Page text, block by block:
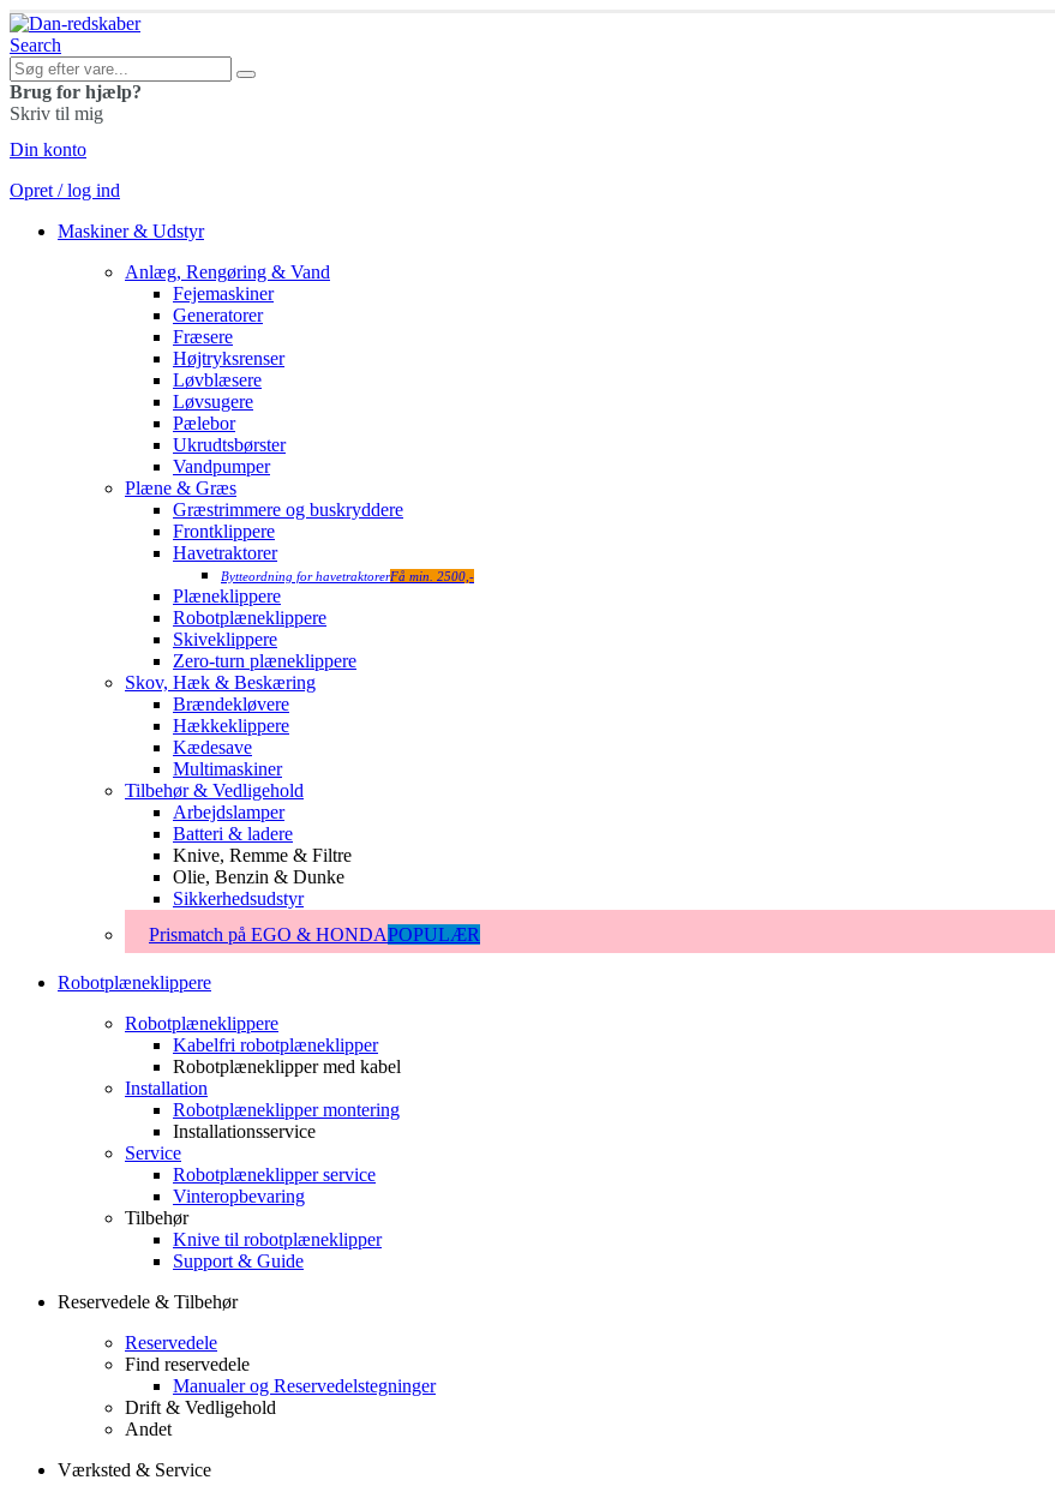
Search
Brug for hjælp?
Skriv til mig
Din konto
Opret / log ind
Maskiner & Udstyr
Anlæg, Rengøring & Vand
Fejemaskiner
Generatorer
Fræsere
Højtryksrenser
Løvblæsere
Løvsugere
Pælebor
Ukrudtsbørster
Vandpumper
Plæne & Græs
Græstrimmere og buskryddere
Frontklippere
Havetraktorer
Bytteordning for havetraktorerFå min. 2500,-
Plæneklippere
Robotplæneklippere
Skiveklippere
Zero-turn plæneklippere
Skov, Hæk & Beskæring
Brændekløvere
Hækkeklippere
Kædesave
Multimaskiner
Tilbehør & Vedligehold
Arbejdslamper
Batteri & ladere
Knive, Remme & Filtre
Olie, Benzin & Dunke
Sikkerhedsudstyr
Prismatch på EGO & HONDAPOPULÆR
Robotplæneklippere
Robotplæneklippere
Kabelfri robotplæneklipper
Robotplæneklipper med kabel
Installation
Robotplæneklipper montering
Installationsservice
Service
Robotplæneklipper service
Vinteropbevaring
Tilbehør
Knive til robotplæneklipper
Support & Guide
Reservedele & Tilbehør
Reservedele
Find reservedele
Manualer og Reservedelstegninger
Drift & Vedligehold
Andet
Værksted & Service